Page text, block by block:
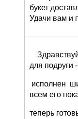
букет
Удачи вам и
для подруги
исполнен
всем его
теперь